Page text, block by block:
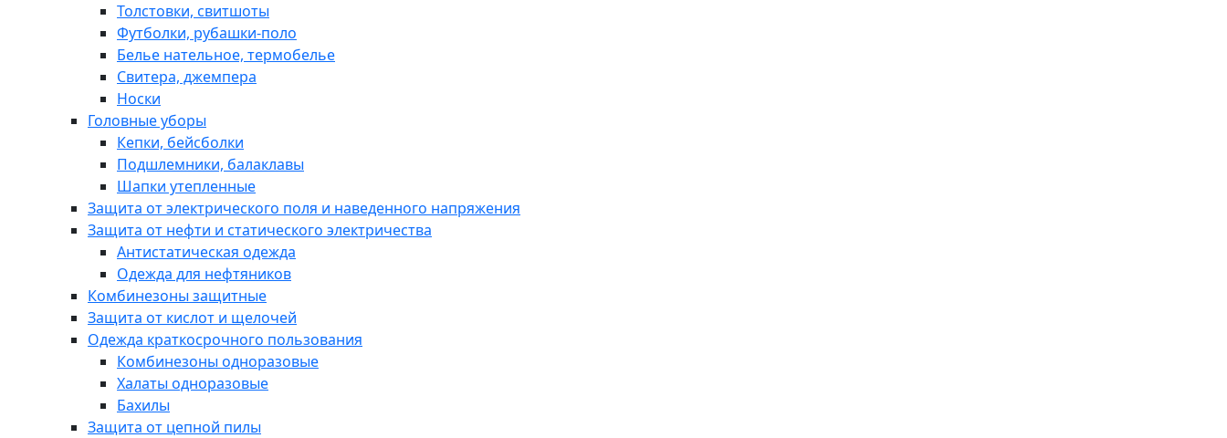
Толстовки, свитшоты
Футболки, рубашки-поло
Белье нательное, термобелье
Свитера, джемпера
Носки
Головные уборы
Кепки, бейсболки
Подшлемники, балаклавы
Шапки утепленные
Защита от электрического поля и наведенного напряжения
Защита от нефти и статического электричества
Антистатическая одежда
Одежда для нефтяников
Комбинезоны защитные
Защита от кислот и щелочей
Одежда краткосрочного пользования
Комбинезоны одноразовые
Халаты одноразовые
Бахилы
Защита от цепной пилы